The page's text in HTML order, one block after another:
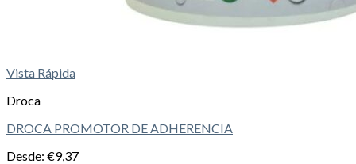
Vista Rápida
Droca
DROCA PROMOTOR DE ADHERENCIA
Desde: €9,37